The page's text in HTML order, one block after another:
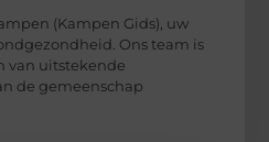
(Kampen Gids), uw
Ons team is
van uitstekende
de gemeenschap